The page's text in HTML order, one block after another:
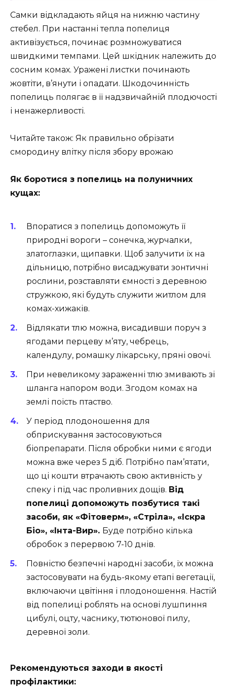
Самки відкладають яйця на нижню частину
стебел. При настанні тепла попелиця
активізується, починає розмножуватися
швидкими темпами. Цей шкідник належить до
сосним комах. Уражені листки починають
жовтіти, в’янути і опадати. Шкодочинність
попелиць полягає в її надзвичайній плодючості
і ненажерливості.
Читайте також: Як правильно обрізати
смородину влітку після збору врожаю
Як боротися з попелиць на полуничних
кущах:
Впоратися з попелиць допоможуть її
природні вороги – сонечка, журчалки,
златоглазки, щипавки. Щоб залучити їх на
дільницю, потрібно висаджувати зонтичні
рослини, розставляти ємності з деревною
стружкою, які будуть служити житлом для
комах-хижаків.
Відлякати тлю можна, висадивши поруч з
ягодами перцеву м’яту, чебрець,
календулу, ромашку лікарську, пряні овочі.
При невеликому зараженні тлю змивають зі
шланга напором води. Згодом комах на
землі поїсть птаство.
У період плодоношення для
обприскування застосовуються
біопрепарати. Після обробки ними є ягоди
можна вже через 5 діб. Потрібно пам’ятати,
що ці кошти втрачають свою активність у
спеку і під час проливних дощів. Від
попелиці допоможуть позбутися такі
засоби, як «Фітоверм», «Стріла», «Іскра
Біо», «Інта-Вир». Буде потрібно кілька
обробок з перервою 7-10 днів.
Повністю безпечні народні засоби, їх можна
застосовувати на будь-якому етапі вегетації,
включаючи цвітіння і плодоношення. Настій
від попелиці роблять на основі лушпиння
цибулі, оцту, часнику, тютюнової пилу,
деревної золи.
Рекомендуються заходи в якості
профілактики: